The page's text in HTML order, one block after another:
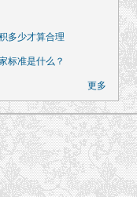
多少才算合理
标准是什么？
更多